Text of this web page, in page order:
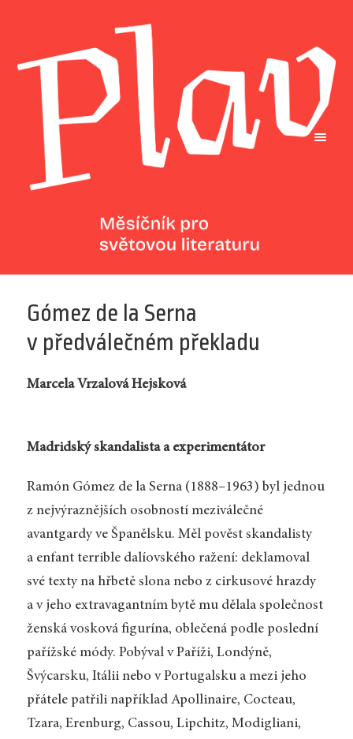
Gómez de la Serna
v předválečném překladu
Marcela Vrzalová Hejsková
Madridský skandalista a experimentátor
Ramón Gómez de la Serna (1888–1963) byl jednou
z nejvýraznějších osobností meziválečné
avantgardy ve Španělsku. Měl pověst skandalisty
a enfant terrible dalíovského ražení: deklamoval
své texty na hřbetě slona nebo z cirkusové hrazdy
a v jeho extravagantním bytě mu dělala společnost
ženská vosková figurína, oblečená podle poslední
pařížské módy. Pobýval v Paříži, Londýně,
Švýcarsku, Itálii nebo v Portugalsku a mezi jeho
přátele patřili například Apollinaire, Cocteau,
Tzara, Erenburg, Cassou, Lipchitz, Modigliani,